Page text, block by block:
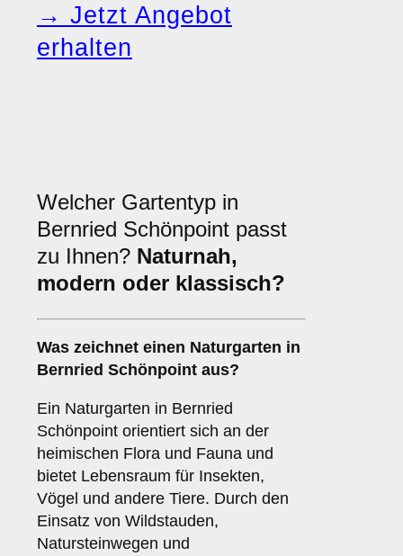
→ Jetzt Angebot
erhalten
Welcher Gartentyp in
Bernried Schönpoint passt
zu Ihnen? Naturnah,
modern oder klassisch?
Was zeichnet einen Naturgarten in
Bernried Schönpoint aus?
Ein Naturgarten in Bernried
Schönpoint orientiert sich an der
heimischen Flora und Fauna und
bietet Lebensraum für Insekten,
Vögel und andere Tiere. Durch den
Einsatz von Wildstauden,
Natursteinwegen und